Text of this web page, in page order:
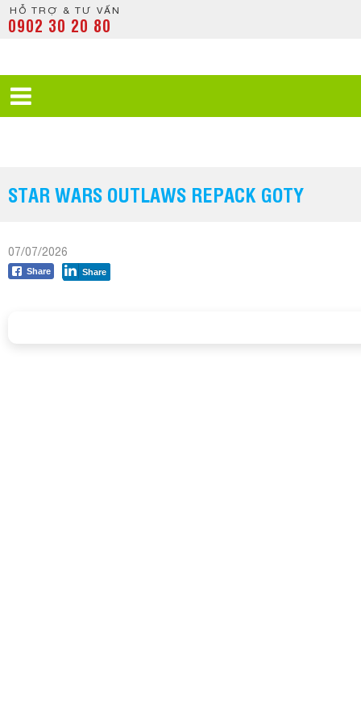
HỖ TRỢ & TƯ VẤN
0902 30 20 80
STAR WARS OUTLAWS REPACK GOTY
07/07/2026
Share Share